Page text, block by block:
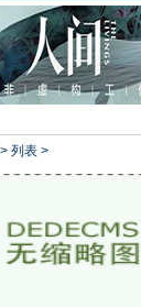
> 列表 >